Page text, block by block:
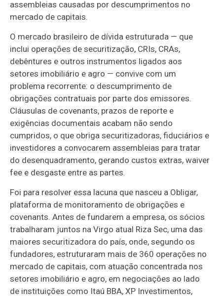
assembleias causadas por descumprimentos no
mercado de capitais.
O mercado brasileiro de dívida estruturada — que
inclui operações de securitização, CRIs, CRAs,
debêntures e outros instrumentos ligados aos
setores imobiliário e agro — convive com um
problema recorrente: o descumprimento de
obrigações contratuais por parte dos emissores.
Cláusulas de covenants, prazos de reporte e
exigências documentais acabam não sendo
cumpridos, o que obriga securitizadoras, fiduciários e
investidores a convocarem assembleias para tratar
do desenquadramento, gerando custos extras, waiver
fee e desgaste entre as partes.
Foi para resolver essa lacuna que nasceu a Obligar,
plataforma de monitoramento de obrigações e
covenants. Antes de fundarem a empresa, os sócios
trabalharam juntos na Virgo atual Riza Sec, uma das
maiores securitizadora do país, onde, segundo os
fundadores, estruturaram mais de 360 operações no
mercado de capitais, com atuação concentrada nos
setores imobiliário e agro, em negociações ao lado
de instituições como Itaú BBA, XP Investimentos,